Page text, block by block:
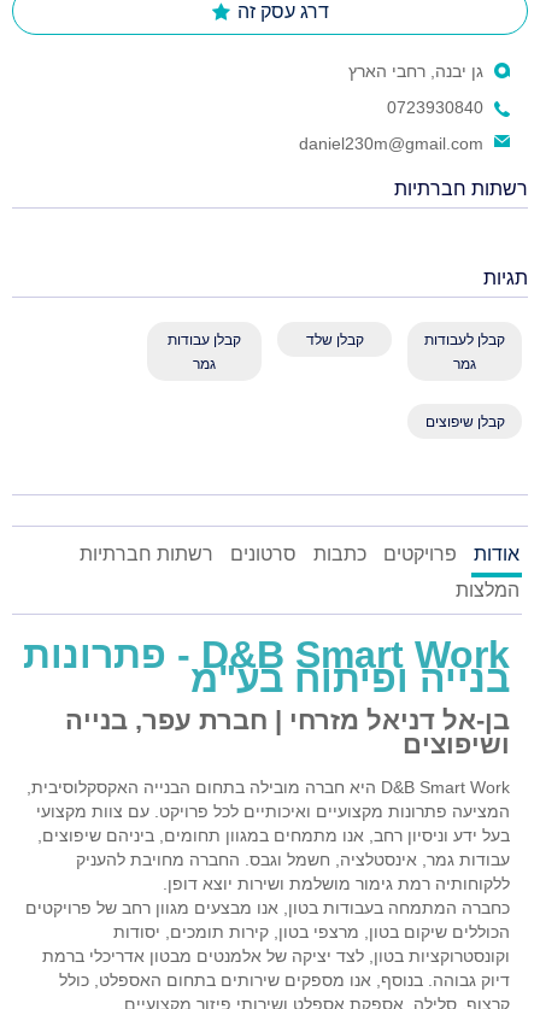
דרג עסק זה
גן יבנה, רחבי הארץ
0723930840
daniel230m@gmail.com
רשתות חברתיות
תגיות
קבלן לעבודות
גמר
קבלן שלד
קבלן עבודות
גמר
קבלן שיפוצים
אודות פרויקטים כתבות סרטונים
רשתות חברתיות
המלצות
D&B Smart Work - פתרונות
בנייה ופיתוח בע"מ
בן-אל דניאל מזרחי | חברת עפר, בנייה
ושיפוצים
D&B Smart Work היא חברה מובילה בתחום הבנייה האקסקלוסיבית,
המציעה פתרונות מקצועיים ואיכותיים לכל פרויקט. עם צוות מקצועי
בעל ידע וניסיון רחב, אנו מתמחים במגוון תחומים, ביניהם שיפוצים,
עבודות גמר, אינסטלציה, חשמל וגבס. החברה מחויבת להעניק
ללקוחותיה רמת גימור מושלמת ושירות יוצא דופן.
כחברה המתמחה בעבודות בטון, אנו מבצעים מגוון רחב של פרויקטים
הכוללים שיקום בטון, מרצפי בטון, קירות תומכים, יסודות
וקונסטרוקציות בטון, לצד יציקה של אלמנטים מבטון אדריכלי ברמת
דיוק גבוהה. בנוסף, אנו מספקים שירותים בתחום האספלט, כולל
קרצוף, סלילה, אספקת אספלט ושירותי פיזור מקצועיים.